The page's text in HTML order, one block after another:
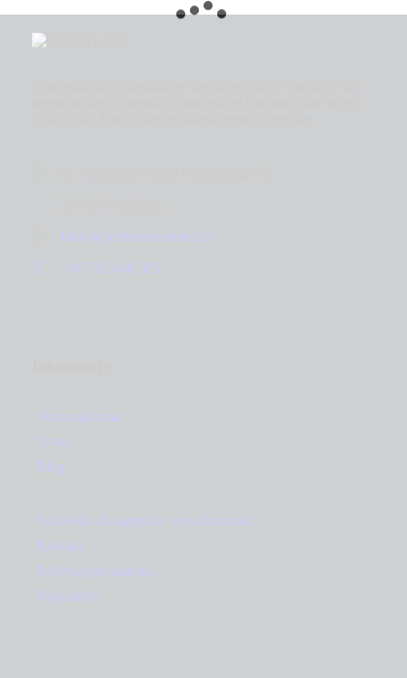
biuro@prohomeconnect.pl
+48 793 640 085
Strona główna
O nas
Blog
Szkolenia dla agentów nieruchomości
Kontakt
Polityka prywatności
Regulamin